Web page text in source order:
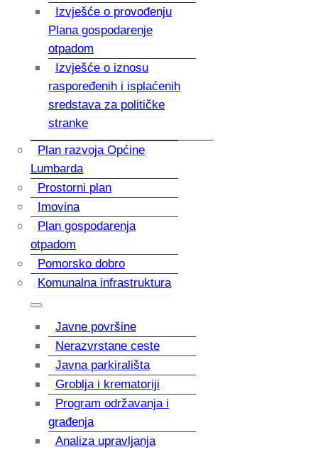
Izvješće o provođenju
Plana gospodarenje
otpadom
Izvješće o iznosu
raspoređenih i isplaćenih
sredstava za političke
stranke
Plan razvoja Općine
Lumbarda
Prostorni plan
Imovina
Plan gospodarenja
otpadom
Pomorsko dobro
Komunalna infrastruktura
Javne površine
Nerazvrstane ceste
Javna parkirališta
Groblja i krematoriji
Program održavanja i
građenja
Analiza upravljanja